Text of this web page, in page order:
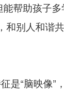
能帮助孩子
别人和谐共
是“脑映像”